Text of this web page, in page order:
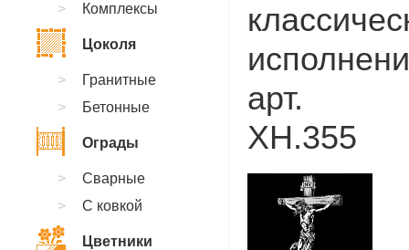
арт.
XH.355
Комплексы
Цоколя
Гранитные
Бетонные
Ограды
Сварные
С ковкой
Цветники